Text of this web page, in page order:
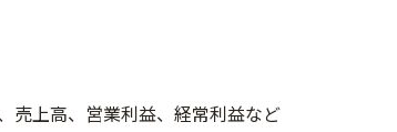
売上高、営業利益、経常利益など